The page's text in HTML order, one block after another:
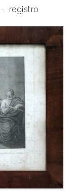
- registro